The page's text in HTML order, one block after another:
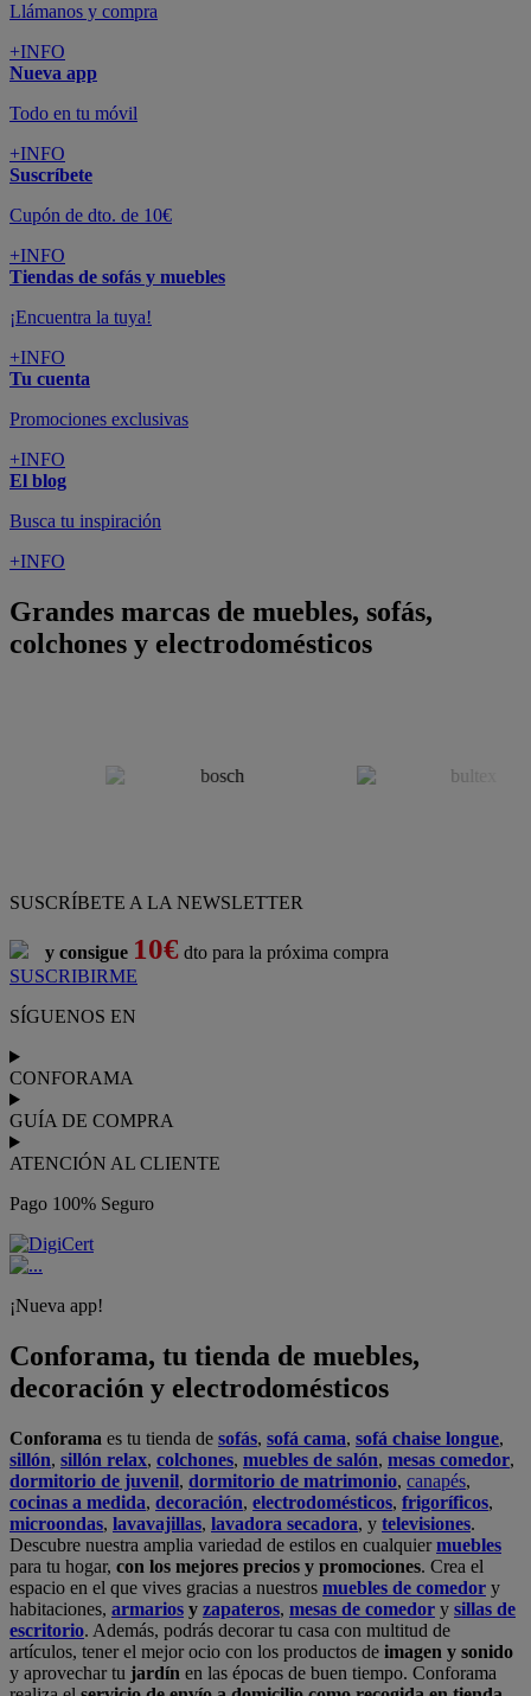
Llámanos y compra
+INFO
Nueva app
Todo en tu móvil
+INFO
Suscríbete
Cupón de dto. de 10€
+INFO
Tiendas de sofás y muebles
¡Encuentra la tuya!
+INFO
Tu cuenta
Promociones exclusivas
+INFO
El blog
Busca tu inspiración
+INFO
Grandes marcas de muebles, sofás,
colchones y electrodomésticos
SUSCRÍBETE A LA NEWSLETTER
y consigue 10€ dto para la próxima compra
SUSCRIBIRME
SÍGUENOS EN
CONFORAMA
GUÍA DE COMPRA
ATENCIÓN AL CLIENTE
Pago 100% Seguro
¡Nueva app!
Conforama, tu tienda de muebles,
decoración y electrodomésticos
Conforama es tu tienda de sofás, sofá cama, sofá chaise longue,
sillón, sillón relax, colchones, muebles de salón, mesas comedor,
dormitorio de juvenil, dormitorio de matrimonio, canapés,
cocinas a medida, decoración, electrodomésticos, frigoríficos,
microondas, lavavajillas, lavadora secadora, y televisiones.
Descubre nuestra amplia variedad de estilos en cualquiermuebles
para tu hogar, con los mejores precios y promociones. Crea el
espacio en el que vives gracias a nuestros muebles de comedor y
habitaciones, armarios y zapateros, mesas de comedor y sillas de
escritorio. Además, podrás decorar tu casa con multitud de
artículos, tener el mejor ocio con los productos de imagen y sonido
y aprovechar tu jardín en las épocas de buen tiempo. Conforama